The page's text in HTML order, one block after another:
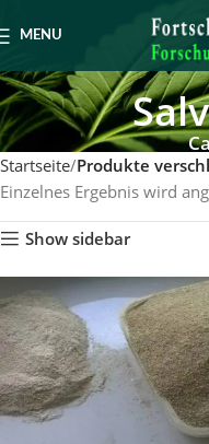
MENU
Startseite Produkte
Einzelnes Ergebnis wird
Show sidebar